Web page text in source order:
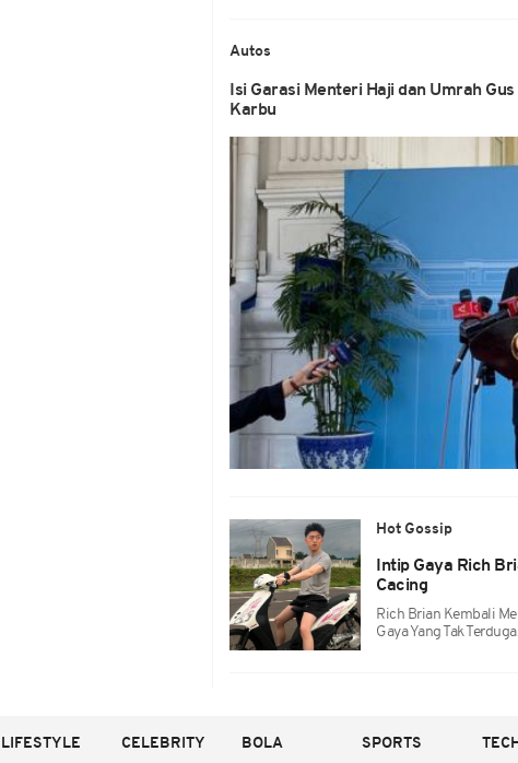
Autos
Isi Garasi Menteri Haji dan Umrah
Karbu
Hot Gossip
Intip Gaya Rich
Cacing
Rich Brian Kembali
Gaya Yang Tak
LIFESTYLE CELEBRITY BOLA SPORTS